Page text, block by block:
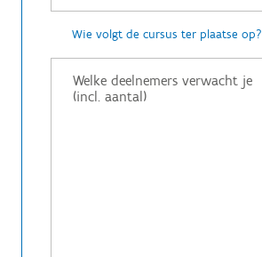
Wie volgt de cursus ter plaatse op?